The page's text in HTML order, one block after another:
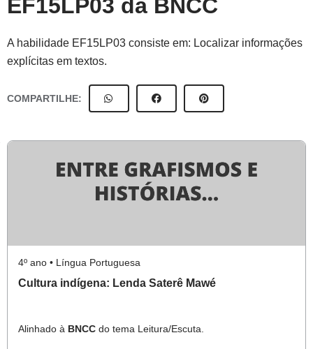
EF15LP03 da BNCC
A habilidade EF15LP03 consiste em: Localizar informações
explícitas em textos.
COMPARTILHE:
4º ano • Língua Portuguesa
Cultura indígena: Lenda Saterê Mawé
Alinhado à BNCC do tema Leitura/Escuta.